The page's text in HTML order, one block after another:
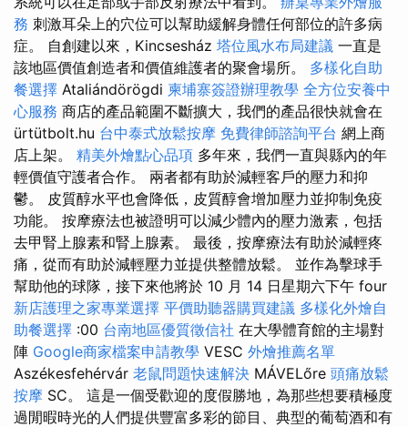
務 刺激耳朵上的穴位可以幫助緩解身體任何部位的許多病
症。 自創建以來，Kincsesház 塔位風水布局建議 一直是
該地區價值創造者和價值維護者的聚會場所。 多樣化自助
餐選擇 Ataliándörögdi 柬埔寨簽證辦理教學 全方位安養中
心服務 商店的產品範圍不斷擴大，我們的產品很快就會在
ürtütbolt.hu 台中泰式放鬆按摩 免費律師諮詢平台 網上商
店上架。 精美外燴點心品項 多年來，我們一直與縣內的年
輕價值守護者合作。 兩者都有助於減輕客戶的壓力和抑
鬱。 皮質醇水平也會降低，皮質醇會增加壓力並抑制免疫
功能。 按摩療法也被證明可以減少體內的壓力激素，包括
去甲腎上腺素和腎上腺素。 最後，按摩療法有助於減輕疼
痛，從而有助於減輕壓力並提供整體放鬆。 並作為擊球手
幫助他的球隊，接下來他將於 10 月 14 日星期六下午 four
新店護理之家專業選擇 平價助聽器購買建議 多樣化外燴自
助餐選擇 :00 台南地區優質徵信社 在大學體育館的主場對
陣 Google商家檔案申請教學 VESC 外燴推薦名單
Aszékesfehérvár 老鼠問題快速解決 MÁVELőre 頭痛放鬆
按摩 SC。 這是一個受歡迎的度假勝地，為那些想要積極度
過閒暇時光的人們提供豐富多彩的節目、典型的葡萄酒和有